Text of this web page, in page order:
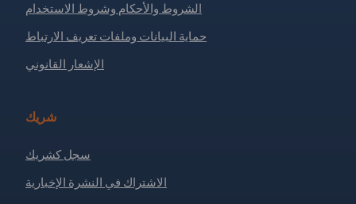
الشروط والأحكام وشروط الاستخدام
حماية البيانات وملفات تعريف الارتباط
الإشعار القانوني
شريك
سجل كشريك
الاشتراك في النشرة الإخبارية